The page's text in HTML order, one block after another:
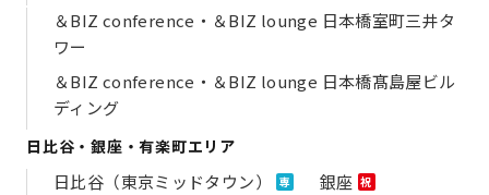
＆BIZ conference・＆BIZ lounge 日本橋室町三井タ
ワー
＆BIZ conference・＆BIZ lounge 日本橋髙島屋ビル
ディング
日比谷・銀座・有楽町エリア
日比谷（東京ミッドタウン） 専 銀座 祝